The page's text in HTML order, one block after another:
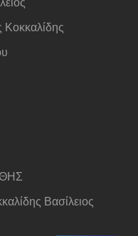
Κοκκαλίδης
Βασίλειος